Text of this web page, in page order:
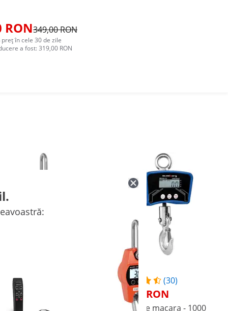
RON349,00 RON
în cele 30 de zile
a fost: 319,00 RON
215,00 RON
Cântar de macara - 300 kg
(30)
322,00 RON
Cântar de macara - 1000